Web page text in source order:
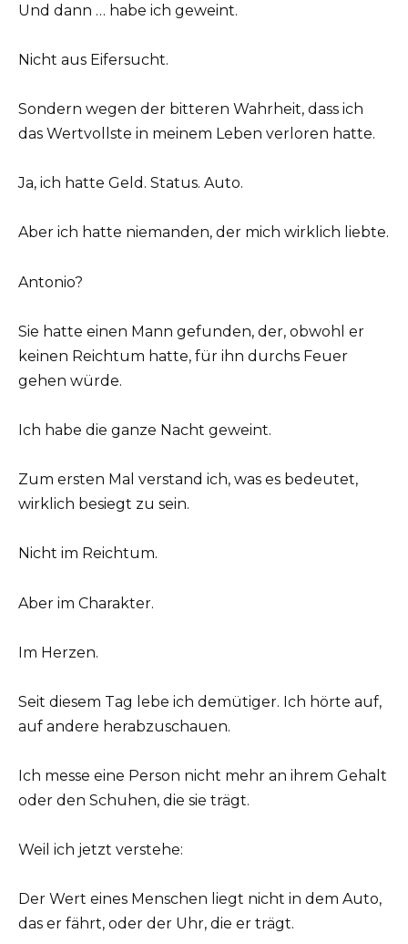
Und dann … habe ich geweint.
Nicht aus Eifersucht.
Sondern wegen der bitteren Wahrheit, dass ich
das Wertvollste in meinem Leben verloren hatte.
Ja, ich hatte Geld. Status. Auto.
Aber ich hatte niemanden, der mich wirklich liebte.
Antonio?
Sie hatte einen Mann gefunden, der, obwohl er
keinen Reichtum hatte, für ihn durchs Feuer
gehen würde.
Ich habe die ganze Nacht geweint.
Zum ersten Mal verstand ich, was es bedeutet,
wirklich besiegt zu sein.
Nicht im Reichtum.
Aber im Charakter.
Im Herzen.
Seit diesem Tag lebe ich demütiger. Ich hörte auf,
auf andere herabzuschauen.
Ich messe eine Person nicht mehr an ihrem Gehalt
oder den Schuhen, die sie trägt.
Weil ich jetzt verstehe:
Der Wert eines Menschen liegt nicht in dem Auto,
das er fährt, oder der Uhr, die er trägt.